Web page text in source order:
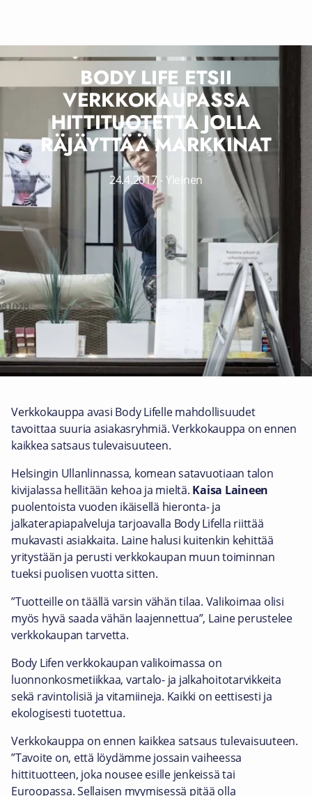
BODY LIFE ETSII
VERKKOKAUPASSA
HITTITUOTETTA JOLLA
RÄJÄYTTÄÄ MARKKINAT
24.4.2017 -Yleinen
Verkkokauppa avasi Body Lifelle mahdollisuudet
tavoittaa suuria asiakasryhmiä. Verkkokauppa on ennen
kaikkea satsaus tulevaisuuteen.
Helsingin Ullanlinnassa, komean satavuotiaan talon
kivijalassa hellitään kehoa ja mieltä. Kaisa Laineen
puolentoista vuoden ikäisellä hieronta- ja
jalkaterapiapalveluja tarjoavalla Body Lifella riittää
mukavasti asiakkaita. Laine halusi kuitenkin kehittää
yritystään ja perusti verkkokaupan muun toiminnan
tueksi puolisen vuotta sitten.
”Tuotteille on täällä varsin vähän tilaa. Valikoimaa olisi
myös hyvä saada vähän laajennettua”, Laine perustelee
verkkokaupan tarvetta.
Body Lifen verkkokaupan valikoimassa on
luonnonkosmetiikkaa, vartalo- ja jalkahoitotarvikkeita
sekä ravintolisiä ja vitamiineja. Kaikki on eettisesti ja
ekologisesti tuotettua.
Verkkokauppa on ennen kaikkea satsaus tulevaisuuteen.
”Tavoite on, että löydämme jossain vaiheessa
hittituotteen, joka nousee esille jenkeissä tai
Euroopassa. Sellaisen myymisessä pitää olla